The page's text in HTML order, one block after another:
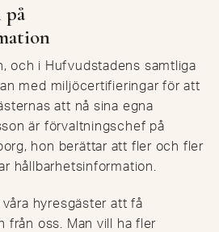
på
och i Hufvudstadens samtliga
med miljöcertifieringar för att
att nå sina egna
är förvaltningschef på
hon berättar att fler och fler
hållbarhetsinformation.
hyresgäster att få
från oss. Man vill ha fler